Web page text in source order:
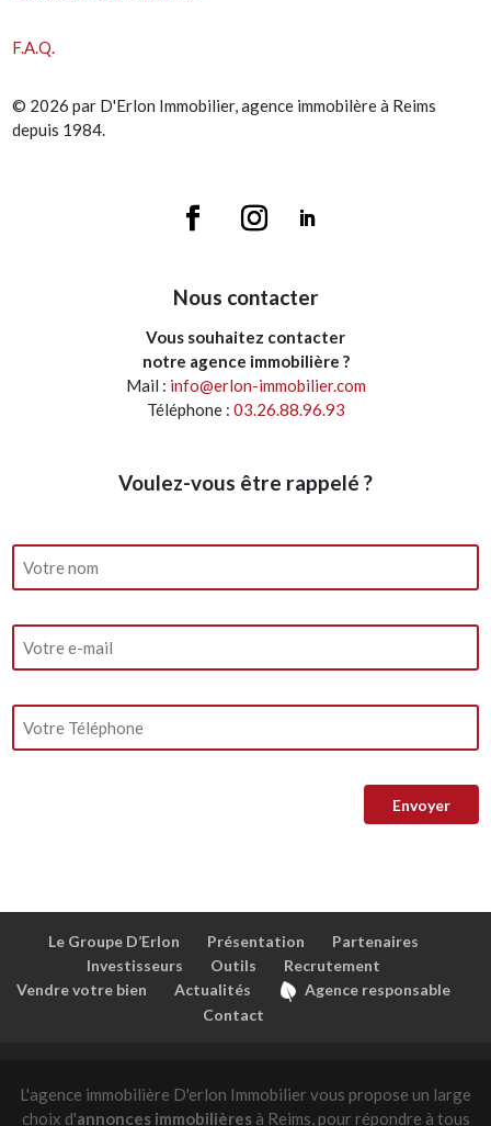
F.A.Q.
© 2026 par D'Erlon Immobilier, agence immobilère à Reims
depuis 1984.
Nous contacter
Vous souhaitez contacter
notre agence immobilière ?
Mail : info@erlon-immobilier.com
Téléphone : 03.26.88.96.93
Voulez-vous être rappelé ?
Le Groupe D’Erlon Présentation
Partenaires
Investisseurs
Outils
Recrutement
Vendre votre bien
Actualités
Agence responsable
Contact
L'agence immobilière D'erlon Immobilier vous propose un large
choix d'annonces immobilièresà Reims, pour répondre à tous